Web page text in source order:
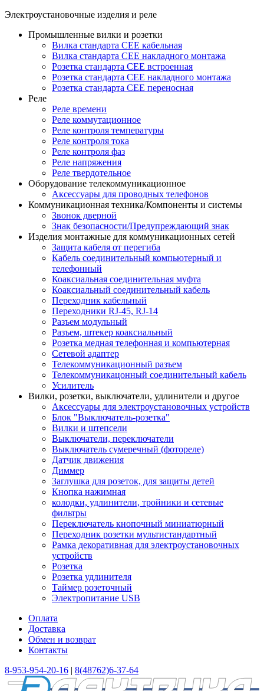
Электроустановочные изделия и реле
Промышленные вилки и розетки
Вилка стандарта CEE кабельная
Вилка стандарта CEE накладного монтажа
Розетка стандарта CEE встроенная
Розетка стандарта СЕЕ накладного монтажа
Розетка стандарта СЕЕ переносная
Реле
Реле времени
Реле коммутационное
Реле контроля температуры
Реле контроля тока
Реле контроля фаз
Реле напряжения
Реле твердотельное
Оборудование телекоммуникационное
Аксессуары для проводных телефонов
Коммуникационная техника/Компоненты и системы
Звонок дверной
Знак безопасности/Предупреждающий знак
Изделия монтажные для коммуникационных сетей
Защита кабеля от перегиба
Кабель соединительный компьютерный и
телефонный
Коаксиальная соединительная муфта
Коаксиальный соединительный кабель
Переходник кабельный
Переходники RJ-45, RJ-14
Разъем модульный
Разъем, штекер коаксиальный
Розетка медная телефонная и компьютерная
Сетевой адаптер
Телекоммуникационный разъем
Телекоммуникацонный соединительный кабель
Усилитель
Вилки, розетки, выключатели, удлинители и другое
Аксессуары для электроустановочных устройств
Блок "Выключатель-розетка"
Вилки и штепсели
Выключатели, переключатели
Выключатель сумеречный (фотореле)
Датчик движения
Диммер
Заглушка для розеток, для защиты детей
Кнопка нажимная
колодки, удлинители, тройники и сетевые
фильтры
Переключатель кнопочный миниатюрный
Переходник розетки мультистандартный
Рамка декоративная для электроустановочных
устройств
Розетка
Розетка удлинителя
Таймер розеточный
Электропитание USB
Оплата
Доставка
Обмен и возврат
Контакты
8-953-954-20-16 | 8(48762)6-37-64